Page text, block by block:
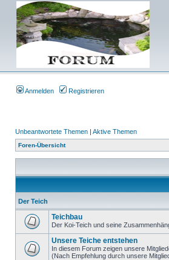
Anmelden Registrieren
Unbeantwortete Themen | Aktive Themen
Foren-Übersicht
Der Teich
Teichbau
Der Koi-Teich und seine
Unsere Teiche entstehen
In diesem Forum zeigen unsere
(Nach Empfehlung durch unsere